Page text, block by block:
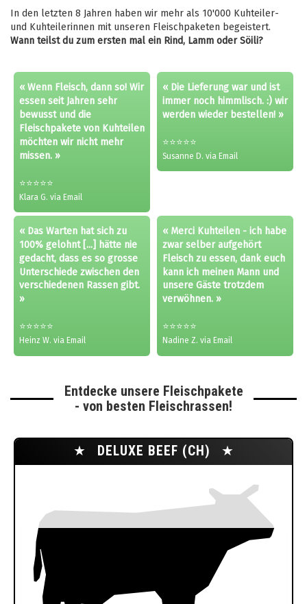
In den letzten 8 Jahren haben wir mehr als 10'000 Kuhteiler-
und Kuhteilerinnen mit unseren Fleischpaketen begeistert.
Wann teilst du zum ersten mal ein Rind, Lamm oder Söili?
« Wenn Fleisch, dann so! Wir
essen seit Jahren sehr
bewusst und die
Fleischpakete von Kuhteilen
möchten wir nicht mehr
missen. »
⭐⭐⭐⭐⭐
Klara G. via Email
« Die Lieferung war und ist
immer noch himmlisch. :) wir
werden wieder bestellen! »
⭐⭐⭐⭐⭐
Susanne D. via Email
« Das Warten hat sich zu
100% gelohnt [...] hätte nie
gedacht, dass es so grosse
Unterschiede zwischen den
verschiedenen Rassen gibt.
»
⭐⭐⭐⭐⭐
Heinz W. via Email
« Merci Kuhteilen - ich habe
zwar selber aufgehört
Fleisch zu essen, dank euch
kann ich meinen Mann und
unsere Gäste trotzdem
verwöhnen. »
⭐⭐⭐⭐⭐
Nadine Z. via Email
Entdecke unsere Fleischpakete
- von besten Fleischrassen!
★ DELUXE BEEF (CH) ★